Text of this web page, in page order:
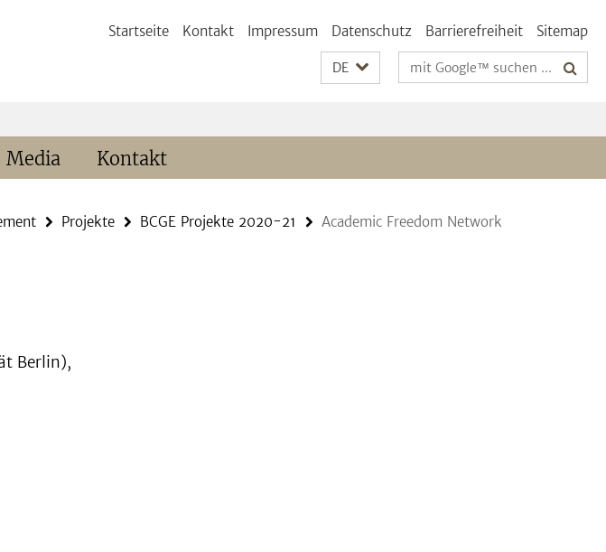
Startseite Kontakt Impressum Datenschutz Barrierefreiheit Sitemap
DE Suchbegriffe
Media Kontakt
Projekte BCGE Projekte 2020-21 Academic Freedom Network
Berlin),